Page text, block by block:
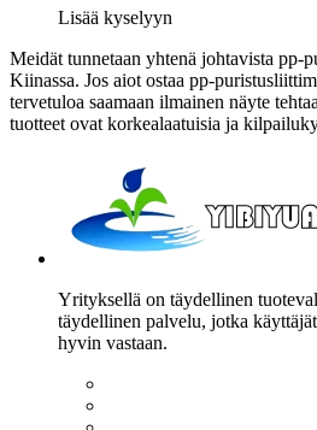
Lisää kyselyyn
Meidät tunnetaan yhtenä johtavista pp-
Kiinassa. Jos aiot ostaa pp-
tervetuloa saamaan ilmainen näyte
tuotteet ovat korkealaatuisia ja
Yrityksellä on täydellinen
täydellinen palvelu, jotka
hyvin vastaan.